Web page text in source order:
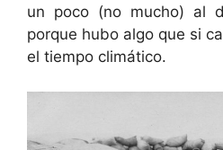
un poco (no mucho) al
porque hubo algo que si
el tiempo climático.